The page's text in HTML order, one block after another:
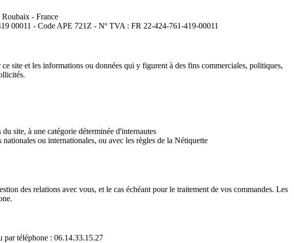
Roubaix - France
00011 - Code APE 721Z - Nº TVA : FR 22-424-761-419-00011
site et les informations ou données qui y figurent à des fins commerciales, politiques,
site, à une catégorie déterminée d'internautes
ou internationales, ou avec les règles de la Nétiquette
des relations avec vous, et le cas échéant pour le traitement de vos commandes. Les
par téléphone : 06.14.33.15.27